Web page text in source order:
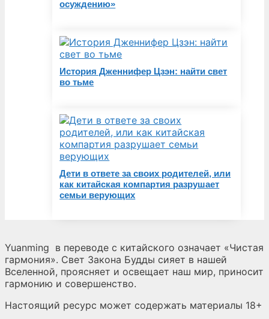
осуждению»
История Дженнифер Цзэн: найти свет
во тьме
Дети в ответе за своих родителей, или
как китайская компартия разрушает
семьи верующих
Yuanming в переводе с китайского означает «Чистая
гармония». Свет Закона Будды сияет в нашей
Вселенной, проясняет и освещает наш мир, приносит
гармонию и совершенство.
Настоящий ресурс может содержать материалы 18+